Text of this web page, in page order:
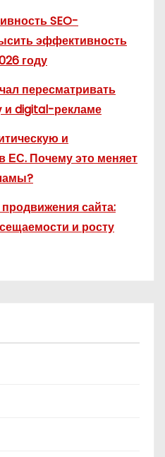
SEO-
эффективность
году
пересматривать
и digital-рекламе
и
ЕС. Почему это меняет
сайта:
и росту